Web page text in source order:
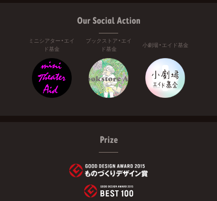
Our Social Action
ミニシアター・エイ
ド基金
ブックストア・エイ
ド基金
小劇場・エイド基金
Prize